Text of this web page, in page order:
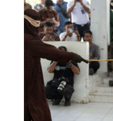
respetar la ley